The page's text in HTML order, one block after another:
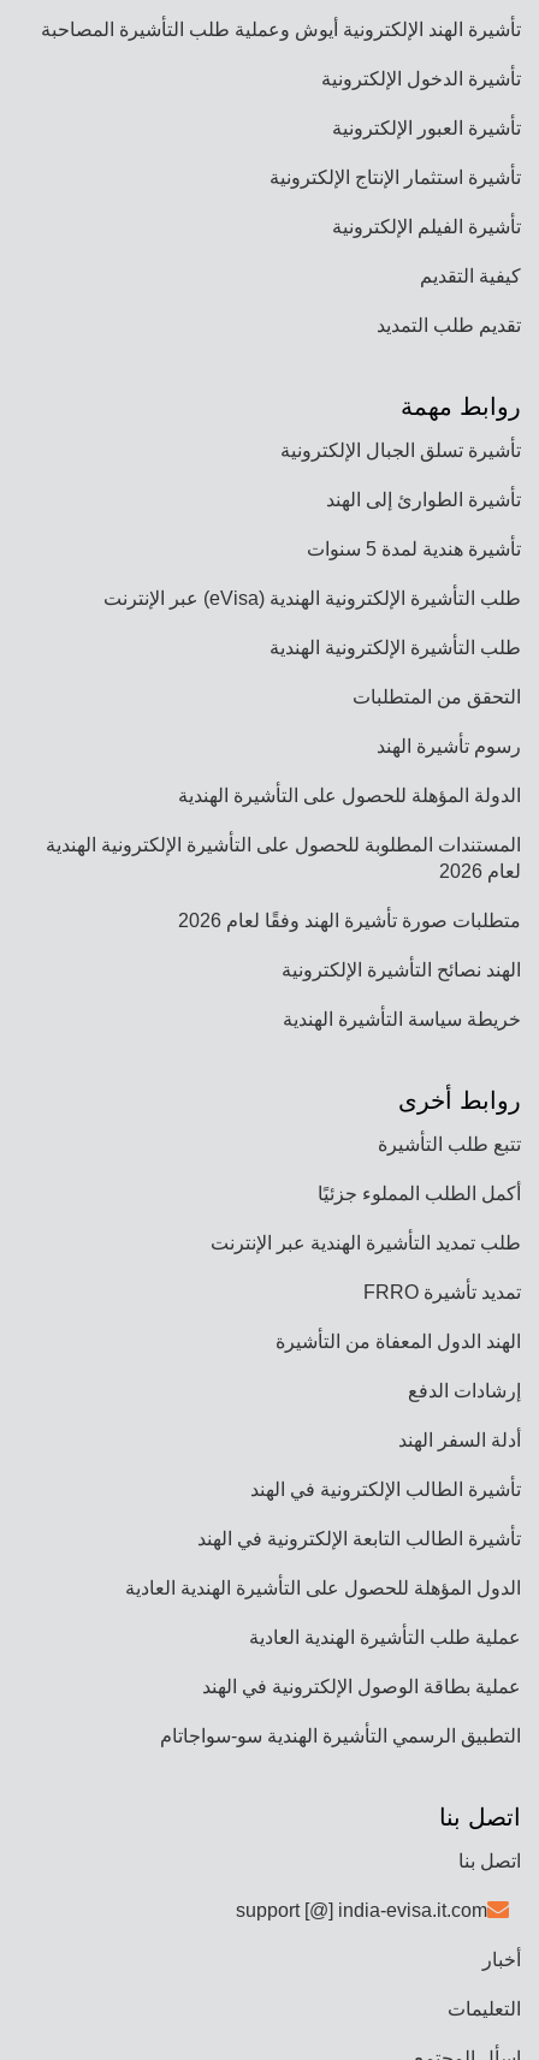
تأشيرة الهند الإلكترونية أيوش وعملية طلب التأشيرة المصاحبة
تأشيرة الدخول الإلكترونية
تأشيرة العبور الإلكترونية
تأشيرة استثمار الإنتاج الإلكترونية
تأشيرة الفيلم الإلكترونية
كيفية التقديم
تقديم طلب التمديد
روابط مهمة
تأشيرة تسلق الجبال الإلكترونية
تأشيرة الطوارئ إلى الهند
تأشيرة هندية لمدة 5 سنوات
طلب التأشيرة الإلكترونية الهندية (eVisa) عبر الإنترنت
طلب التأشيرة الإلكترونية الهندية
التحقق من المتطلبات
رسوم تأشيرة الهند
الدولة المؤهلة للحصول على التأشيرة الهندية
المستندات المطلوبة للحصول على التأشيرة الإلكترونية الهندية
لعام 2026
متطلبات صورة تأشيرة الهند وفقًا لعام 2026
الهند نصائح التأشيرة الإلكترونية
خريطة سياسة التأشيرة الهندية
روابط أخرى
تتبع طلب التأشيرة
أكمل الطلب المملوء جزئيًا
طلب تمديد التأشيرة الهندية عبر الإنترنت
تمديد تأشيرة FRRO
الهند الدول المعفاة من التأشيرة
إرشادات الدفع
أدلة السفر الهند
تأشيرة الطالب الإلكترونية في الهند
تأشيرة الطالب التابعة الإلكترونية في الهند
الدول المؤهلة للحصول على التأشيرة الهندية العادية
عملية طلب التأشيرة الهندية العادية
عملية بطاقة الوصول الإلكترونية في الهند
التطبيق الرسمي التأشيرة الهندية سو-سواجاتام
اتصل بنا
اتصل بنا
support [@] india-evisa.it.com
أخبار
التعليمات